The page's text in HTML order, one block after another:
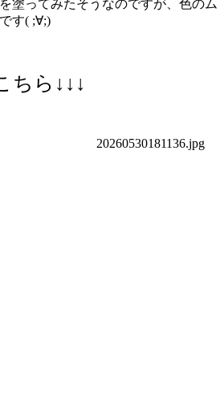
塗ってみたそうなのですが、色のム
す( ;∀;)
ちら↓↓↓